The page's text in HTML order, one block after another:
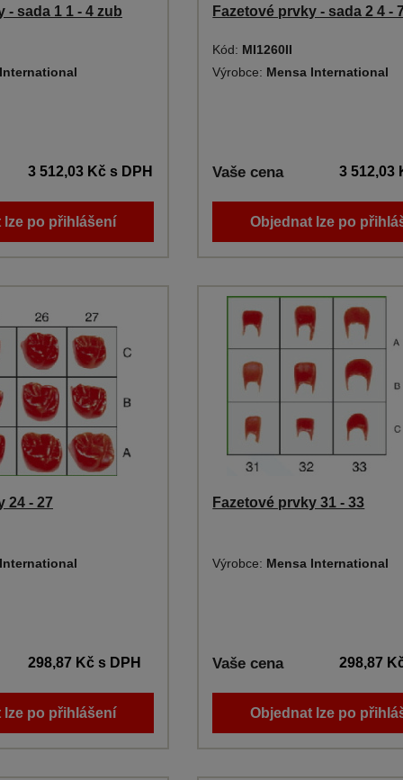
- sada 1 1 - 4 zub
3 512,03 Kčs DPH
lze po přihlášení
Fazetové prvky - sada 2 4 -
Kód: MI1260II
Výrobce: Mensa International
Vaše cena 3 512,03
Objednat lze po
24 - 27
298,87 Kčs DPH
lze po přihlášení
Fazetové prvky 31 - 33
Výrobce: Mensa International
Vaše cena 298,87
Objednat lze po